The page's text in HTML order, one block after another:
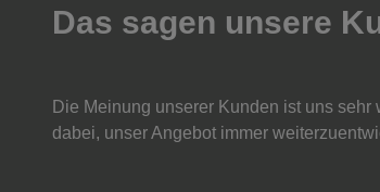
Das sagen unsere
Die Meinung unserer Kunden ist uns
dabei, unser Angebot immer